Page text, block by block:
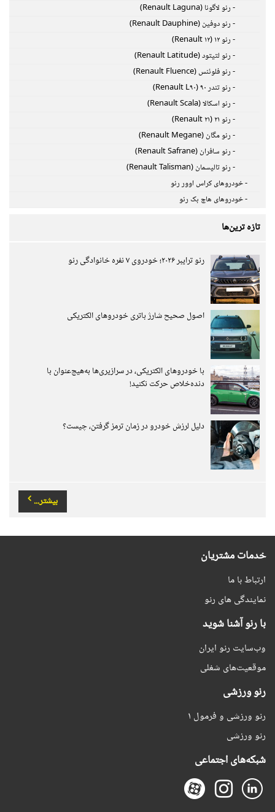
- رنو لاگونا (Renault Laguna)
- رنو دوفین (Renault Dauphine)
- رنو ۱۲ (Renault ۱۲)
- رنو لتیتود (Renault Latitude)
- رنو فلوئنس (Renault Fluence)
- رنو تندر ۹۰ (Renault L۹۰)
- رنو اسکالا (Renault Scala)
- رنو ۲۱ (Renault ۲۱)
- رنو مگان (Renault Megane)
- رنو سافران (Renault Safrane)
- رنو تالیسمان (Renault Talisman)
- خودروهای کراس اوور رنو
- خودروهای هاچ بک رنو
تازه ترین‌ها
رنو ترایبر ۲۰۲۶؛ خودروی ۷ نفره خانوادگی رنو
اصول صحیح شارژ باتری خودروهای الکتریکی
با خودروهای الکتریکی، در سرازیری‌ها به‌هیچ‌عنوان با
دنده‌خلاص حرکت نکنید!
دلیل لرزش خودرو در زمان ترمز گرفتن، چیست؟
بیشتر...
خدمات مشتریان
ارتباط با ما
نمایندگی های رنو
با رنو آشنا شوید
وب‌سایت رنو ایران
موقعیت‌های شغلی
رنو ورزشی
رنو ورزشی و فرمول ۱
رنو ورزشی
شبکه‌های اجتماعی